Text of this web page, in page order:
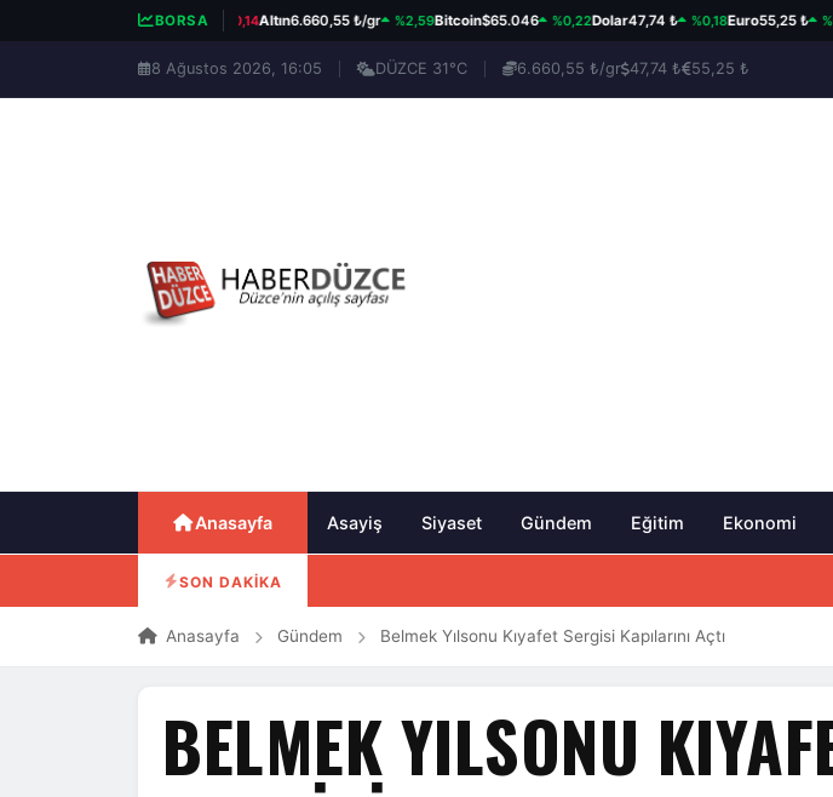
BORSA
13.779,39 %0,14 Altın6.660,55 ₺/gr %2,59Bitcoin$65.046 %0,22Dolar47,74 ₺ %0,18Euro55,25 ₺ %0,32
8 Ağustos 2026, 16:05 DÜZCE 31°C 6.660,55 ₺/gr 47,74 ₺ 55,25 ₺
Anasayfa Asayiş Siyaset Gündem Eğitim Ekonomi
SON DAKİKA
Anasayfa Gündem Belmek Yılsonu Kıyafet Sergisi Kapılarını Açtı
BELMEK YILSONU